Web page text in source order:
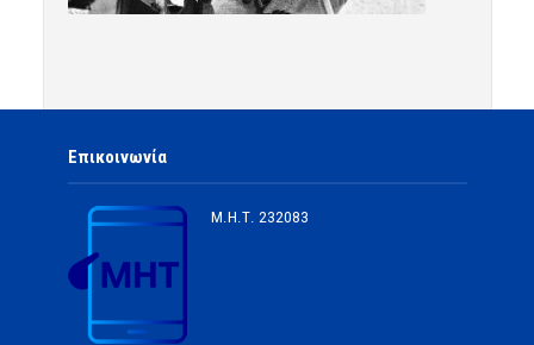
Επικοινωνία
Μ.Η.Τ. 232083